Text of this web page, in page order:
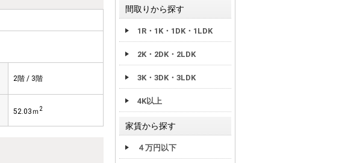
2階 / 3階
52.03ｍ2
間取りから探す
1R・1K・1DK・1LDK
2K・2DK・2LDK
3K・3DK・3LDK
4K以上
家賃から探す
４万円以下